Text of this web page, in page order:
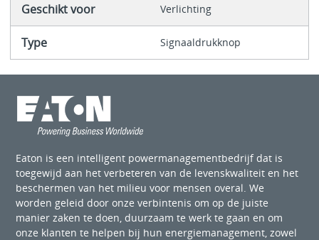
Geschikt voor Verlichting
Type Signaaldrukknop
Eaton is een intelligent powermanagementbedrijf dat is
toegewijd aan het verbeteren van de levenskwaliteit en het
beschermen van het milieu voor mensen overal. We
worden geleid door onze verbintenis om op de juiste
manier zaken te doen, duurzaam te werk te gaan en om
onze klanten te helpen bij hun energiemanagement, zowel